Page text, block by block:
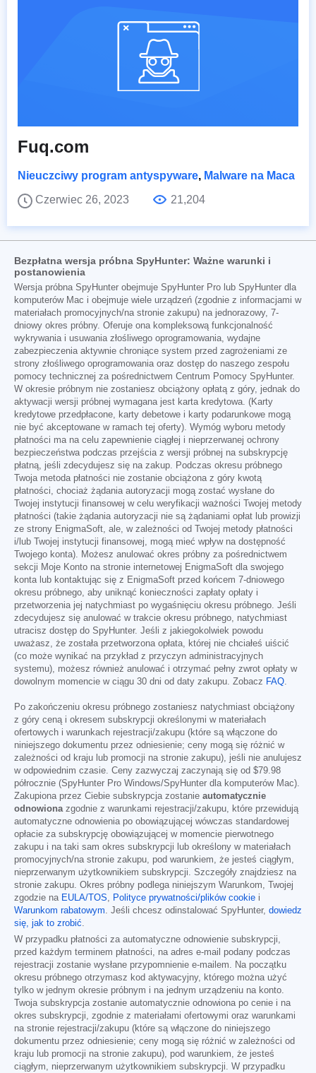
Fuq.com
Nieuczciwy program antyspyware, Malware na Maca
Czerwiec 26, 2023
21,204
Bezpłatna wersja próbna SpyHunter: Ważne warunki i
postanowienia
Wersja próbna SpyHunter obejmuje SpyHunter Pro lub SpyHunter dla
komputerów Mac i obejmuje wiele urządzeń (zgodnie z informacjami w
materiałach promocyjnych/na stronie zakupu) na jednorazowy, 7-
dniowy okres próbny. Oferuje ona kompleksową funkcjonalność
wykrywania i usuwania złośliwego oprogramowania, wydajne
zabezpieczenia aktywnie chroniące system przed zagrożeniami ze
strony złośliwego oprogramowania oraz dostęp do naszego zespołu
pomocy technicznej za pośrednictwem Centrum Pomocy SpyHunter.
W okresie próbnym nie zostaniesz obciążony opłatą z góry, jednak do
aktywacji wersji próbnej wymagana jest karta kredytowa. (Karty
kredytowe przedpłacone, karty debetowe i karty podarunkowe mogą
nie być akceptowane w ramach tej oferty). Wymóg wyboru metody
płatności ma na celu zapewnienie ciągłej i nieprzerwanej ochrony
bezpieczeństwa podczas przejścia z wersji próbnej na subskrypcję
płatną, jeśli zdecydujesz się na zakup. Podczas okresu próbnego
Twoja metoda płatności nie zostanie obciążona z góry kwotą
płatności, chociaż żądania autoryzacji mogą zostać wysłane do
Twojej instytucji finansowej w celu weryfikacji ważności Twojej metody
płatności (takie żądania autoryzacji nie są żądaniami opłat lub prowizji
ze strony EnigmaSoft, ale, w zależności od Twojej metody płatności
i/lub Twojej instytucji finansowej, mogą mieć wpływ na dostępność
Twojego konta). Możesz anulować okres próbny za pośrednictwem
sekcji Moje Konto na stronie internetowej EnigmaSoft dla swojego
konta lub kontaktując się z EnigmaSoft przed końcem 7-dniowego
okresu próbnego, aby uniknąć konieczności zapłaty opłaty i
przetworzenia jej natychmiast po wygaśnięciu okresu próbnego. Jeśli
zdecydujesz się anulować w trakcie okresu próbnego, natychmiast
utracisz dostęp do SpyHunter. Jeśli z jakiegokolwiek powodu
uważasz, że została przetworzona opłata, której nie chciałeś uiścić
(co może wynikać na przykład z przyczyn administracyjnych
systemu), możesz również anulować i otrzymać pełny zwrot opłaty w
dowolnym momencie w ciągu 30 dni od daty zakupu. Zobacz FAQ.
Po zakończeniu okresu próbnego zostaniesz natychmiast obciążony
z góry ceną i okresem subskrypcji określonymi w materiałach
ofertowych i warunkach rejestracji/zakupu (które są włączone do
niniejszego dokumentu przez odniesienie; ceny mogą się różnić w
zależności od kraju lub promocji na stronie zakupu), jeśli nie anulujesz
w odpowiednim czasie. Ceny zazwyczaj zaczynają się od $79.98
półrocznie (SpyHunter Pro Windows/SpyHunter dla komputerów Mac).
Zakupiona przez Ciebie subskrypcja zostanie automatycznie
odnowionazgodnie z warunkami rejestracji/zakupu, które przewidują
automatyczne odnowienia po obowiązującej wówczas standardowej
opłacie za subskrypcję obowiązującej w momencie pierwotnego
zakupu i na taki sam okres subskrypcji lub określony w materiałach
promocyjnych/na stronie zakupu, pod warunkiem, że jesteś ciągłym,
nieprzerwanym użytkownikiem subskrypcji. Szczegóły znajdziesz na
stronie zakupu. Okres próbny podlega niniejszym Warunkom, Twojej
zgodzie na EULA/TOS, Polityce prywatności/plików cookie i
Warunkom rabatowym. Jeśli chcesz odinstalować SpyHunter, dowiedz
się, jak to zrobić.
W przypadku płatności za automatyczne odnowienie subskrypcji,
przed każdym terminem płatności, na adres e-mail podany podczas
rejestracji zostanie wysłane przypomnienie e-mailem. Na początku
okresu próbnego otrzymasz kod aktywacyjny, którego można użyć
tylko w jednym okresie próbnym i na jednym urządzeniu na konto.
Twoja subskrypcja zostanie automatycznie odnowiona po cenie i na
okres subskrypcji, zgodnie z materiałami ofertowymi oraz warunkami
na stronie rejestracji/zakupu (które są włączone do niniejszego
dokumentu przez odniesienie; ceny mogą się różnić w zależności od
kraju lub promocji na stronie zakupu), pod warunkiem, że jesteś
ciągłym, nieprzerwanym użytkownikiem subskrypcji. W przypadku